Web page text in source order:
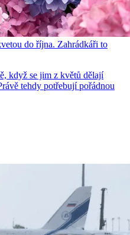
do října. Zahrádkáři to
když se jim z květů dělají
tehdy potřebují pořádnou